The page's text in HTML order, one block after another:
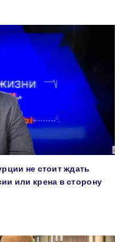
не стоит ждать
или крена в сторону